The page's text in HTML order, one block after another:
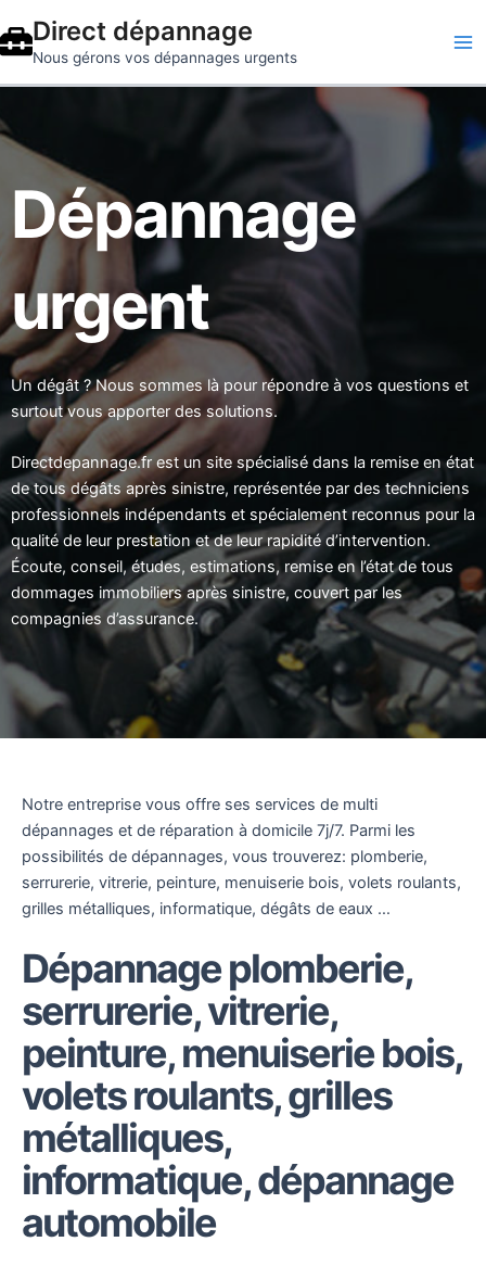
au
contenu
Direct dépannage
Nous gérons vos dépannages urgents
Dépannage
urgent
Un dégât ? Nous sommes là pour répondre à vos questions et
surtout vous apporter des solutions.
Directdepannage.fr est un site spécialisé dans la remise en état
de tous dégâts après sinistre, représentée par des techniciens
professionnels indépendants et spécialement reconnus pour la
qualité de leur prestation et de leur rapidité d’intervention.
Écoute, conseil, études, estimations, remise en l’état de tous
dommages immobiliers après sinistre, couvert par les
compagnies d’assurance.
Notre entreprise vous offre ses services de multi
dépannages et de réparation à domicile 7j/7. Parmi les
possibilités de dépannages, vous trouverez: plomberie,
serrurerie, vitrerie, peinture, menuiserie bois, volets roulants,
grilles métalliques, informatique, dégâts de eaux …
Dépannage plomberie,
serrurerie, vitrerie,
peinture, menuiserie bois,
volets roulants, grilles
métalliques,
informatique, dépannage
automobile